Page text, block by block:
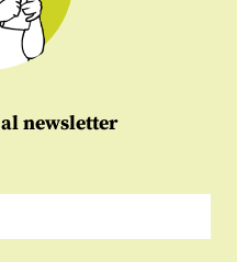
al newsletter